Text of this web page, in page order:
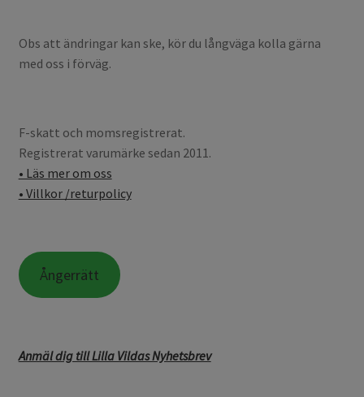
Obs att ändringar kan ske, kör du långväga kolla gärna
med oss i förväg.
F-skatt och momsregistrerat.
Registrerat varumärke sedan 2011.
• Läs mer om oss
• Villkor /returpolicy
Ångerrätt
Anmäl dig till Lilla Vildas Nyhetsbrev